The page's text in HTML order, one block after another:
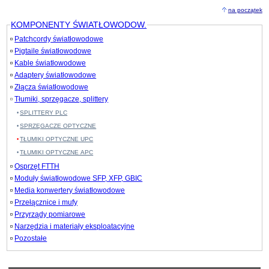
na początek
KOMPONENTY ŚWIATŁOWODOW.
Patchcordy światłowodowe
Pigtaile światłowodowe
Kable światłowodowe
Adaptery światłowodowe
Złącza światłowodowe
Tłumiki, sprzęgacze, splittery
SPLITTERY PLC
SPRZĘGACZE OPTYCZNE
TŁUMIKI OPTYCZNE UPC
TŁUMIKI OPTYCZNE APC
Osprzęt FTTH
Moduły światłowodowe SFP, XFP, GBIC
Media konwertery światłowodowe
Przełącznice i mufy
Przyrządy pomiarowe
Narzędzia i materiały eksploatacyjne
Pozostałe